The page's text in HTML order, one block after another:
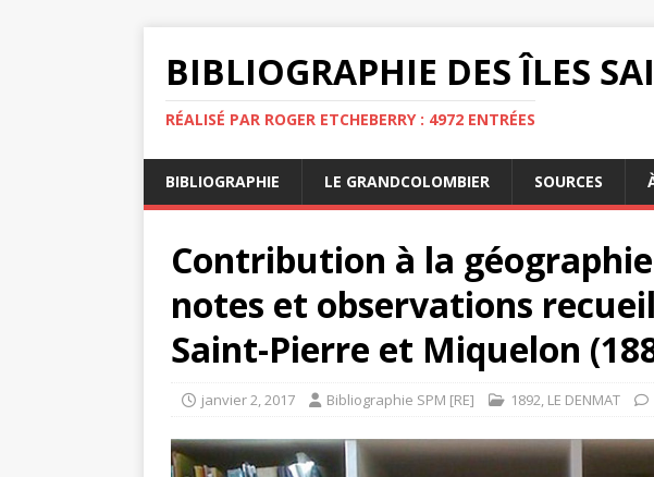
BIBLIOGRAPHIE DES ÎLES
RÉALISÉ PAR ROGER ETCHEBERRY : 4972 ENTRÉES
BIBLIOGRAPHIE LE GRANDCOLOMBIER SOURCES
Contribution à la
notes et observations
Saint-Pierre et Miquelon
janvier 2, 2017 Bibliographie SPM [RE] 1892, LE DENMAT